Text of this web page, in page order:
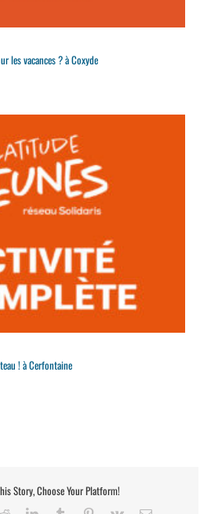
les vacances ? à Coxyde
! à Cerfontaine
Story, Choose Your Platform!